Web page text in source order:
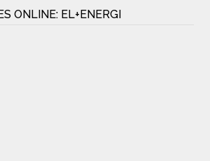
ONLINE: EL+ENERGI